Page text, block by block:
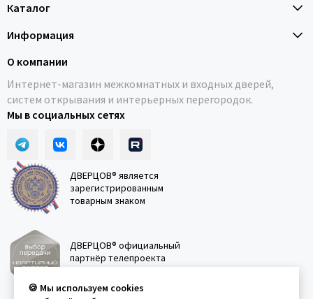
Каталог
Информация
О компании
Интернет-магазин межкомнатных и входных дверей,
систем открывания и интерьерных перегородок.
Мы в социальных сетях
ДВЕРЦОВ® является
зарегистрированным
товарным знаком
ДВЕРЦОВ® официальный
партнёр телепроекта
🍪 Мы используем cookies